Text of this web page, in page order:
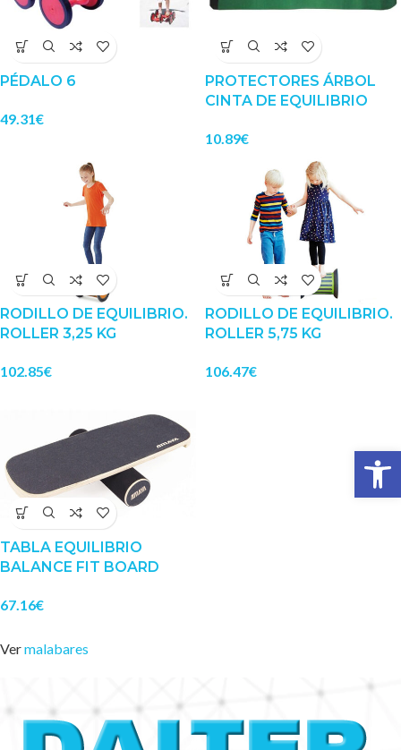
PÉDALO 6
49.31€
PROTECTORES ÁRBOL
CINTA DE EQUILIBRIO
10.89€
RODILLO DE EQUILIBRIO.
ROLLER 3,25 KG
102.85€
RODILLO DE EQUILIBRIO.
ROLLER 5,75 KG
106.47€
TABLA EQUILIBRIO
BALANCE FIT BOARD
67.16€
Vermalabares
Abrir